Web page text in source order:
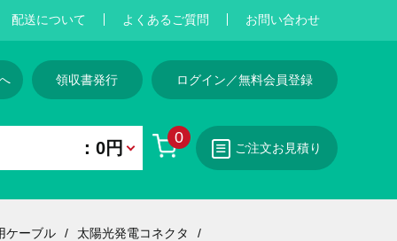
配送について よくあるご質問 お問い合わせ
領収書発行 ログイン／無料会員登録
0
：0円 ご注文お見積り
ケーブル
太陽光発電コネクタ